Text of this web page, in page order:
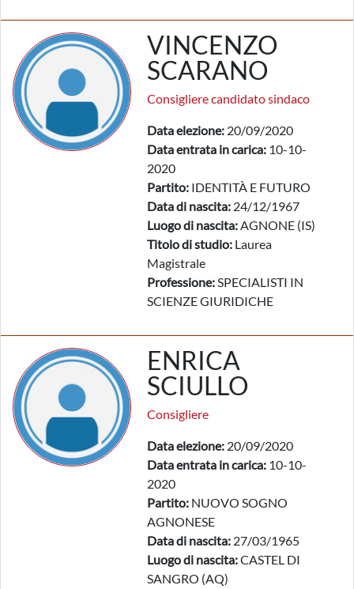
VINCENZO
SCARANO
Consigliere candidato sindaco
Data elezione: 20/09/2020
Data entrata in carica: 10-10-
2020
Partito: IDENTITÀ E FUTURO
Data di nascita: 24/12/1967
Luogo di nascita:AGNONE (IS)
Titolo di studio: Laurea
Magistrale
Professione:SPECIALISTI IN
SCIENZE GIURIDICHE
ENRICA
SCIULLO
Consigliere
Data elezione: 20/09/2020
Data entrata in carica: 10-10-
2020
Partito: NUOVO SOGNO
AGNONESE
Data di nascita: 27/03/1965
Luogo di nascita:CASTEL DI
SANGRO (AQ)